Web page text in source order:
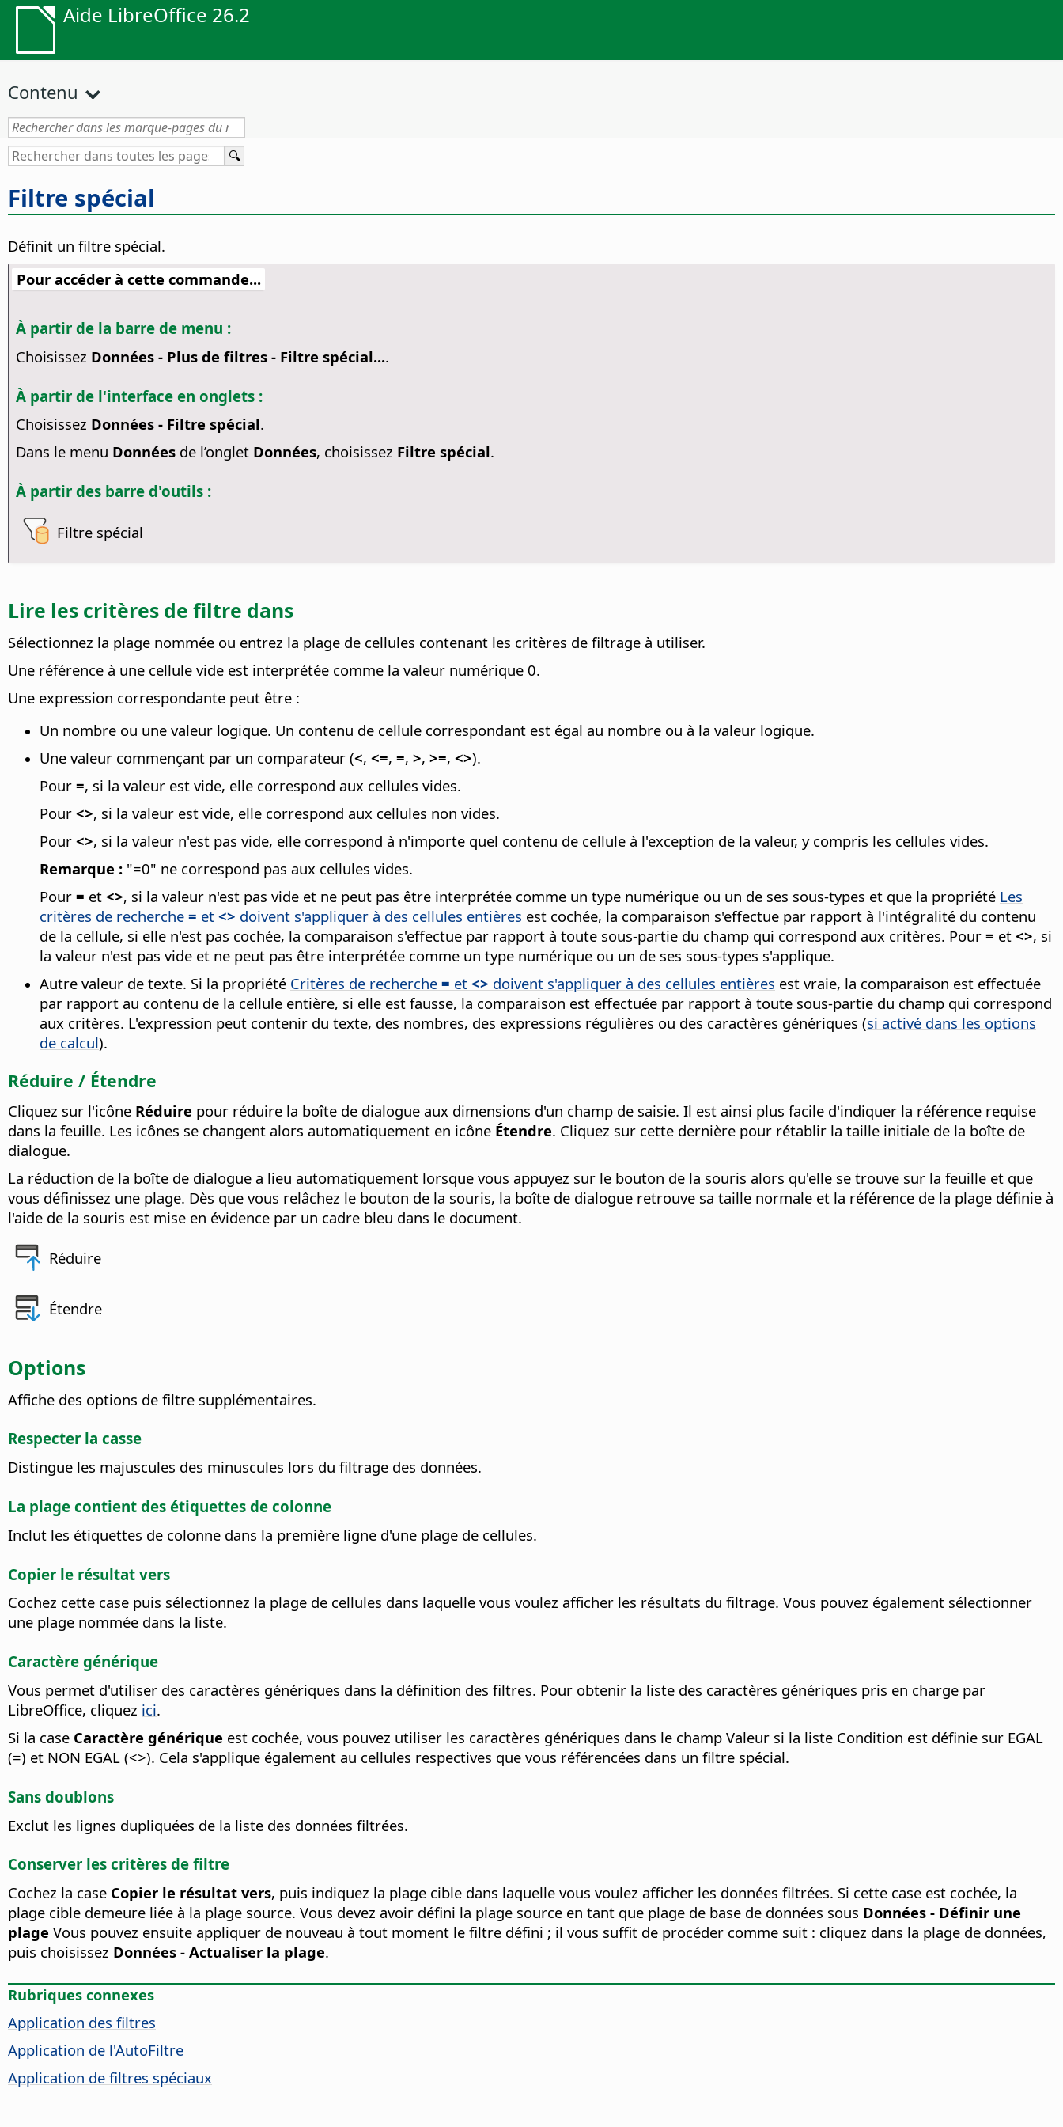
Aide LibreOffice 26.2
Contenu
Filtre spécial
Définit un filtre spécial.
Pour accéder à cette commande...
À partir de la barre de menu :
Choisissez Données - Plus de filtres - Filtre spécial....
À partir de l'interface en onglets :
Choisissez Données - Filtre spécial.
Dans le menu Donnéesde l’onglet Données, choisissez Filtre spécial.
À partir des barre d'outils :
Filtre spécial
Lire les critères de filtre dans
Sélectionnez la plage nommée ou entrez la plage de cellules contenant les critères de filtrage à utiliser.
Une référence à une cellule vide est interprétée comme la valeur numérique 0.
Une expression correspondante peut être :
Un nombre ou une valeur logique. Un contenu de cellule correspondant est égal au nombre ou à la valeur logique.
Une valeur commençant par un comparateur (<, <=, =, >, >=, <>).
Pour =, si la valeur est vide, elle correspond aux cellules vides.
Pour <>, si la valeur est vide, elle correspond aux cellules non vides.
Pour <>, si la valeur n'est pas vide, elle correspond à n'importe quel contenu de cellule à l'exception de la valeur, y compris les cellules vides.
Remarque : "=0" ne correspond pas aux cellules vides.
Pour = et <>, si la valeur n'est pas vide et ne peut pas être interprétée comme un type numérique ou un de ses sous-types et que la propriété Les
critères de recherche = et <> doivent s'appliquer à des cellules entières est cochée, la comparaison s'effectue par rapport à l'intégralité du contenu
de la cellule, si elle n'est pas cochée, la comparaison s'effectue par rapport à toute sous-partie du champ qui correspond aux critères. Pour = et <>, si
la valeur n'est pas vide et ne peut pas être interprétée comme un type numérique ou un de ses sous-types s'applique.
Autre valeur de texte. Si la propriété Critères de recherche = et <> doivent s'appliquer à des cellules entières est vraie, la comparaison est effectuée
par rapport au contenu de la cellule entière, si elle est fausse, la comparaison est effectuée par rapport à toute sous-partie du champ qui correspond
aux critères. L'expression peut contenir du texte, des nombres, des expressions régulières ou des caractères génériques (si activé dans les options
de calcul).
Réduire / Étendre
Cliquez sur l'icône Réduire pour réduire la boîte de dialogue aux dimensions d'un champ de saisie. Il est ainsi plus facile d'indiquer la référence requise
dans la feuille. Les icônes se changent alors automatiquement en icône Étendre. Cliquez sur cette dernière pour rétablir la taille initiale de la boîte de
dialogue.
La réduction de la boîte de dialogue a lieu automatiquement lorsque vous appuyez sur le bouton de la souris alors qu'elle se trouve sur la feuille et que
vous définissez une plage. Dès que vous relâchez le bouton de la souris, la boîte de dialogue retrouve sa taille normale et la référence de la plage définie à
l'aide de la souris est mise en évidence par un cadre bleu dans le document.
Réduire
Étendre
Options
Affiche des options de filtre supplémentaires.
Respecter la casse
Distingue les majuscules des minuscules lors du filtrage des données.
La plage contient des étiquettes de colonne
Inclut les étiquettes de colonne dans la première ligne d'une plage de cellules.
Copier le résultat vers
Cochez cette case puis sélectionnez la plage de cellules dans laquelle vous voulez afficher les résultats du filtrage. Vous pouvez également sélectionner
une plage nommée dans la liste.
Caractère générique
Vous permet d'utiliser des caractères génériques dans la définition des filtres. Pour obtenir la liste des caractères génériques pris en charge par
LibreOffice, cliquez ici.
Si la case Caractère générique est cochée, vous pouvez utiliser les caractères génériques dans le champ Valeur si la liste Condition est définie sur EGAL
(=) et NON EGAL (<>). Cela s'applique également au cellules respectives que vous référencées dans un filtre spécial.
Sans doublons
Exclut les lignes dupliquées de la liste des données filtrées.
Conserver les critères de filtre
Cochez la case Copier le résultat vers, puis indiquez la plage cible dans laquelle vous voulez afficher les données filtrées. Si cette case est cochée, la
plage cible demeure liée à la plage source. Vous devez avoir défini la plage source en tant que plage de base de données sous Données - Définir une
plage Vous pouvez ensuite appliquer de nouveau à tout moment le filtre défini ; il vous suffit de procéder comme suit : cliquez dans la plage de données,
puis choisissez Données - Actualiser la plage.
Rubriques connexes
Application des filtres
Application de l'AutoFiltre
Application de filtres spéciaux